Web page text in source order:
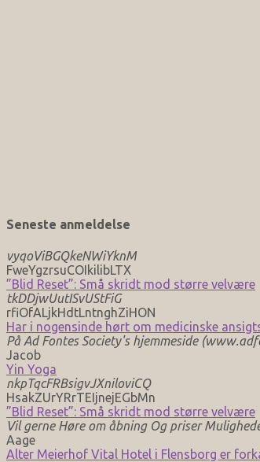
Seneste anmeldelse
vyqoViBGQkeNWiYknM
FweYgzrsuCOIkilibLTX
”Blid Reset”: Små skridt mod større velvære
tkDDjwUutISvUStFiG
rfiOfALjkHdtLntnghZiHON
Har i nogensinde hørt om medicinske
På Ad Fontes Society's hjemmeside
Jacob
Yin Yoga
nkpTqcFRBsigvJXniloviCQ
HsakZUrYRrTEIjnejEGbMn
”Blid Reset”: Små skridt mod større velvære
Vil gerne Høre om åbning Og priser
Aage
Alter Meierhof Vital Hotel i Flensborg er